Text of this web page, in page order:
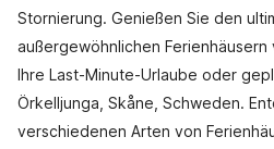
Stornierung. Genießen Sie den
außergewöhnlichen
Ihre Last-Minute-Urlaube oder
Örkelljunga, Skåne, Schweden.
verschiedenen Arten von